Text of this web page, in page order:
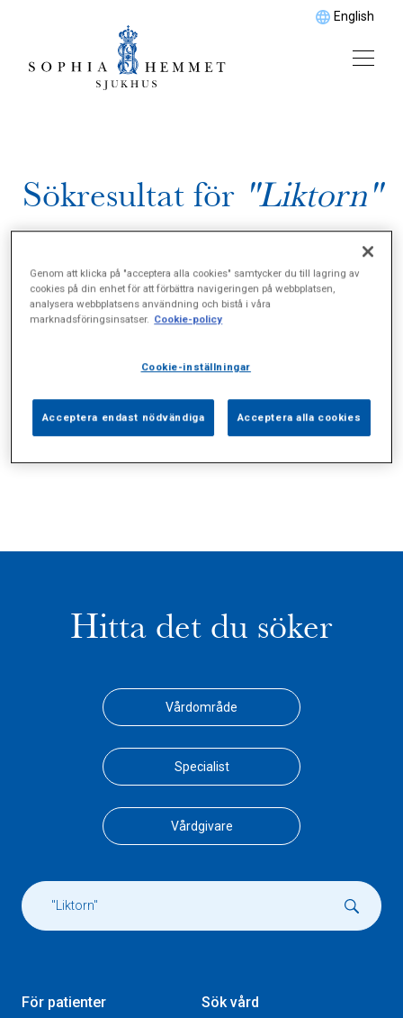
English
Sökresultat för "Liktorn"
Vårdgivare (0)
Hitta det du söker
Vårdområde
Specialist
Vårdgivare
För patienter
Sök vård
Genom att klicka på "acceptera alla cookies" samtycker du till lagring av
cookies på din enhet för att förbättra navigeringen på webbplatsen,
analysera webbplatsens användning och bistå i våra
marknadsföringsinsatser. Cookie-policy
Cookie-inställningar
Acceptera endast nödvändiga Acceptera alla cookies